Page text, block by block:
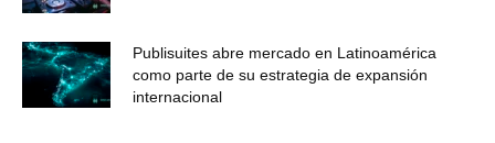
Publisuites abre mercado en Latinoamérica
como parte de su estrategia de expansión
internacional